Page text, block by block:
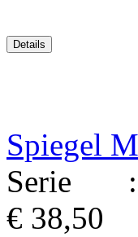
Spiegel
Serie :
€ 38,50